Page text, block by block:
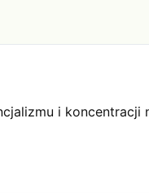
i koncentracji